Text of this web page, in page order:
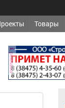
Товары
реклама